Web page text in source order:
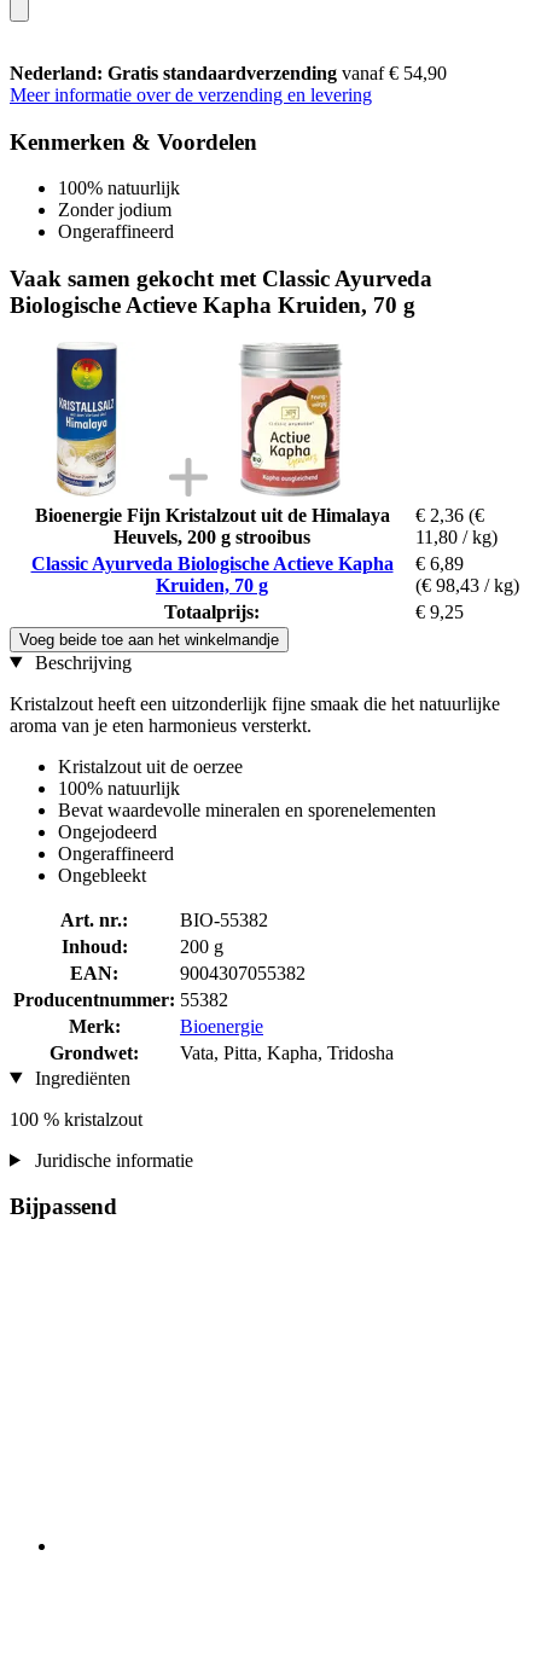
Nederland: Gratis standaardverzending vanaf € 54,90
Meer informatie over de verzending en levering
Kenmerken & Voordelen
100% natuurlijk
Zonder jodium
Ongeraffineerd
Vaak samen gekocht met Classic Ayurveda
Biologische Actieve Kapha Kruiden, 70 g
Bioenergie Fijn Kristalzout uit de Himalaya
Heuvels, 200 g strooibus
€ 2,36 (€
11,80 / kg)
Classic Ayurveda Biologische Actieve Kapha
Kruiden, 70 g
€ 6,89
(€ 98,43 / kg)
Totaalprijs:
€ 9,25
Voeg beide toe aan het winkelmandje
Beschrijving
Kristalzout heeft een uitzonderlijk fijne smaak die het natuurlijke
aroma van je eten harmonieus versterkt.
Kristalzout uit de oerzee
100% natuurlijk
Bevat waardevolle mineralen en sporenelementen
Ongejodeerd
Ongeraffineerd
Ongebleekt
Art. nr.:
BIO-55382
Inhoud:
200 g
EAN:
9004307055382
Producentnummer: 55382
Merk:
Bioenergie
Grondwet:
Vata, Pitta, Kapha, Tridosha
Ingrediënten
100 % kristalzout
Juridische informatie
Bijpassend